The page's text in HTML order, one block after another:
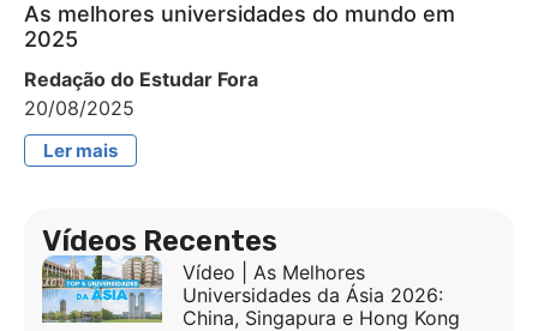
As melhores universidades do mundo em
2025
Redação do Estudar Fora
20/08/2025
Ler mais
Vídeos Recentes
Vídeo | As Melhores
Universidades da Ásia 2026:
China, Singapura e Hong Kong